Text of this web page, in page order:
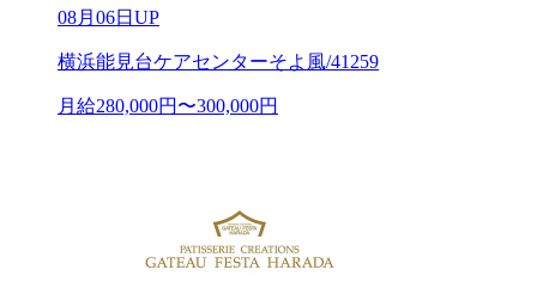
08月06日UP
横浜能見台ケアセンターそよ風/41259
月給280,000円〜300,000円